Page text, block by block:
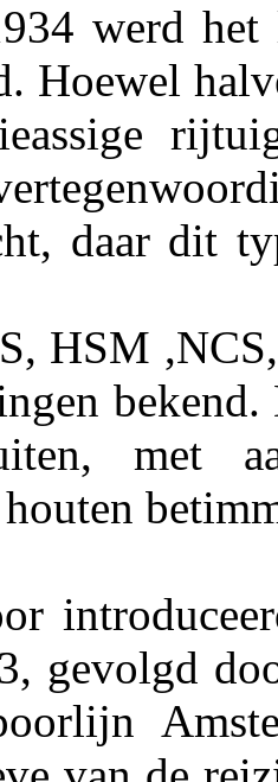
werd het
Hoewel
daar dit
HSM
met
gevolgd